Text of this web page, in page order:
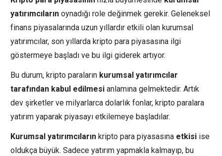
yatırımcıların oynadığı role değinmek gerekir. Geleneksel
finans piyasalarında uzun yıllardır etkili olan kurumsal
yatırımcılar, son yıllarda kripto para piyasasına ilgi
göstermeye başladı ve bu ilgi giderek artıyor.
Bu durum, kripto paraların kurumsal yatırımcılar
tarafından kabul edilmesi anlamına gelmektedir. Artık
dev şirketler ve milyarlarca dolarlık fonlar, kripto paralara
yatırım yaparak piyasayı etkilemeye başladılar.
Kurumsal yatırımcıların kripto para piyasasına etkisi ise
oldukça büyük. Sadece yatırım yapmakla kalmayıp, bu